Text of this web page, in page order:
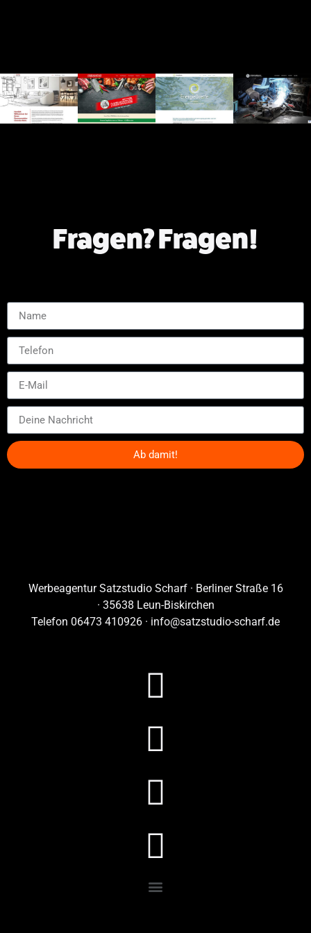
Fragen? Fragen!
Ab damit!
Werbeagentur Satzstudio Scharf · Berliner Straße 16
· 35638 Leun-Biskirchen
Telefon 06473 410926 · info@satzstudio-scharf.de